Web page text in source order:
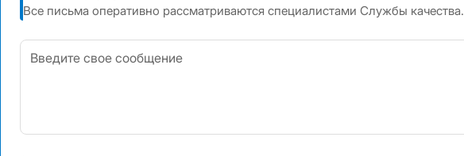
Все письма оперативно рассматриваются специалистами Службы качества.